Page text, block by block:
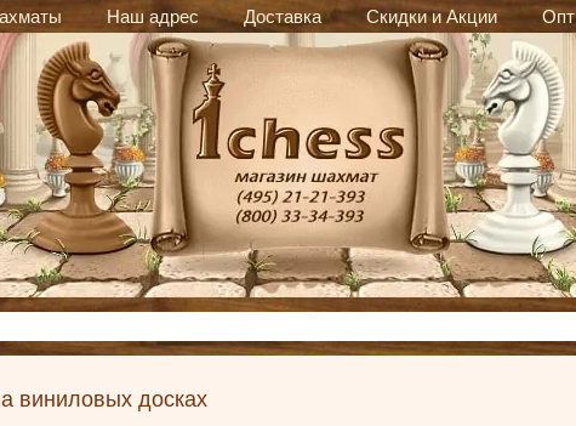
Наш адрес Доставка Скидки и Акции Опт
виниловых досках